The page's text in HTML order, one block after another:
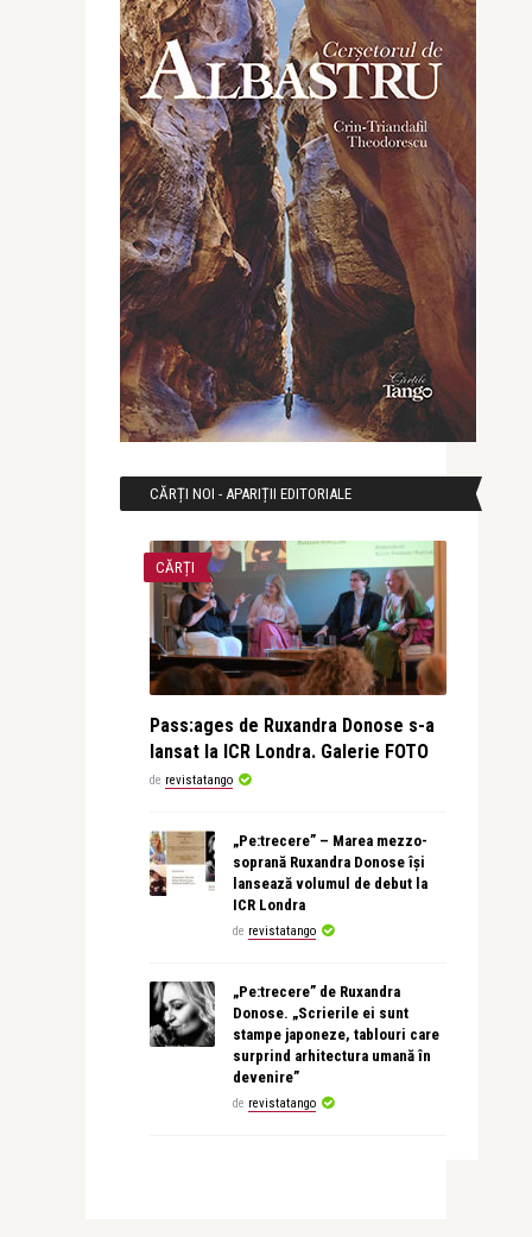
CĂRȚI NOI - APARIȚII EDITORIALE
CĂRȚI
Pass:ages de Ruxandra Donose s-a
lansat la ICR Londra. Galerie FOTO
de revistatango
„Pe:trecere” – Marea mezzo-
soprană Ruxandra Donose își
lansează volumul de debut la
ICR Londra
de revistatango
„Pe:trecere” de Ruxandra
Donose. „Scrierile ei sunt
stampe japoneze, tablouri care
surprind arhitectura umană în
devenire”
de revistatango